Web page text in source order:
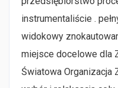
instrumentaliście .
widokowy
miejsce docelowe dla
Światowa Organizacja